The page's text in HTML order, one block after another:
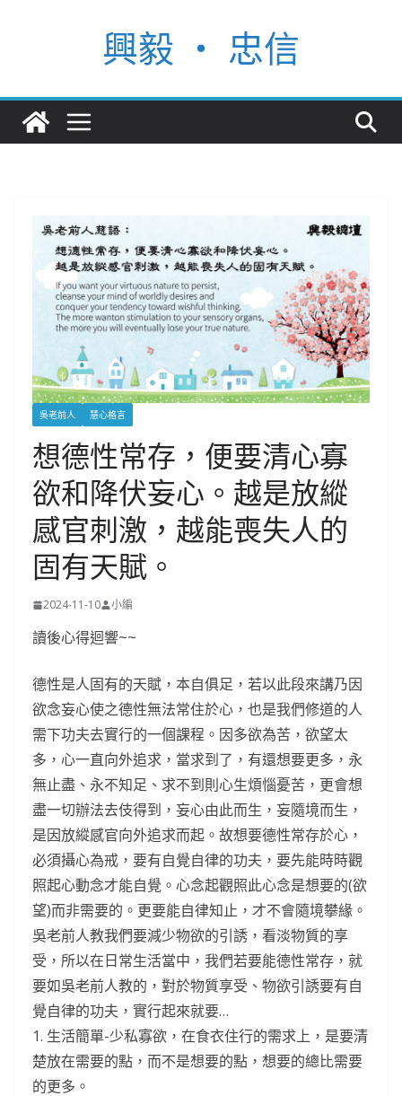
興毅 ‧ 忠信
吳老前人 慧心格言
想德性常存，便要清心寡
欲和降伏妄心。越是放縱
感官刺激，越能喪失人的
固有天賦。
2024-11-10 小編
讀後心得迴響~~
德性是人固有的天賦，本自俱足，若以此段來講乃因
欲念妄心使之德性無法常住於心，也是我們修道的人
需下功夫去實行的一個課程。因多欲為苦，欲望太
多，心一直向外追求，當求到了，有還想要更多，永
無止盡、永不知足、求不到則心生煩惱憂苦，更會想
盡一切辦法去伎得到，妄心由此而生，妄隨境而生，
是因放縱感官向外追求而起。故想要德性常存於心，
必須攝心為戒，要有自覺自律的功夫，要先能時時觀
照起心動念才能自覺。心念起觀照此心念是想要的(欲
望)而非需要的。更要能自律知止，才不會隨境攀緣。
吳老前人教我們要減少物欲的引誘，看淡物質的享
受，所以在日常生活當中，我們若要能德性常存，就
要如吳老前人教的，對於物質享受、物欲引誘要有自
覺自律的功夫，實行起來就要…
1. 生活簡單-少私寡欲，在食衣住行的需求上，是要清
楚放在需要的點，而不是想要的點，想要的總比需要
的更多。